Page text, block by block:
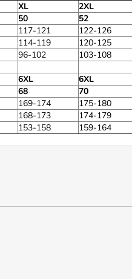
XL
2XL
50
52
117-121
122-126
114-119
120-125
96-102 103-108
6XL
6XL
68
70
169-174
175-180
168-173
174-179
153-158 159-164